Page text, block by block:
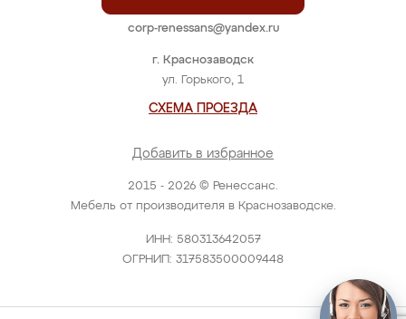
2015 - 2026 © Ренессанс.
Мебель от производителя в Краснозаводске.
ИНН: 580313642057
ОГРНИП: 317583500009448
г. Краснозаводск
ул. Горького, 1
СХЕМА ПРОЕЗДА
Добавить в избранное
corp-renessans@yandex.ru